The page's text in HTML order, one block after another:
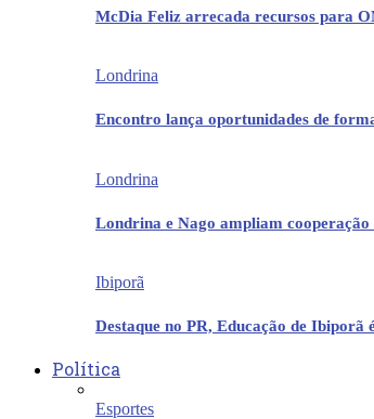
McDia Feliz arrecada recursos para
Londrina
Encontro lança oportunidades de
Londrina
Londrina e Nago ampliam
Ibiporã
Destaque no PR, Educação de
Política
Esportes